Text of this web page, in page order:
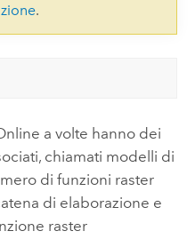
.
a volte hanno dei
chiamati modelli di
di funzioni raster
di elaborazione e
raster